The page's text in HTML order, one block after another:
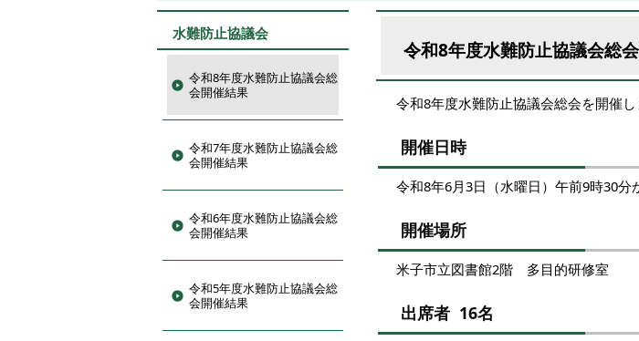
水難防止協議会
令和8年度水難防止協議会総
会開催結果
令和7年度水難防止協議会総
会開催結果
令和6年度水難防止協議会総
会開催結果
令和5年度水難防止協議会総
会開催結果
令和8年度水難防止協議会総
令和8年度水難防止協議会総会を開催し
開催日時
令和8年6月3日（水曜日）午前9時30分
開催場所
米子市立図書館2階 多目的研修室
出席者 16名